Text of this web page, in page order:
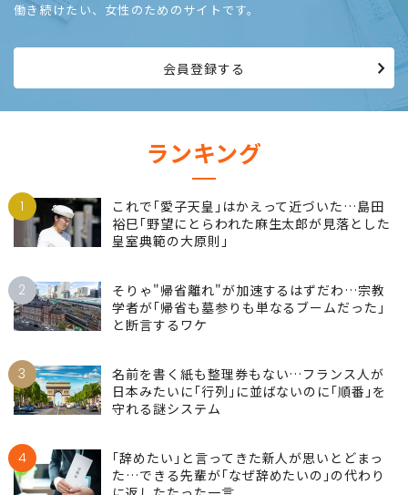
働き続けたい、女性のためのサイトです。
会員登録する
ランキング
1
これで｢愛子天皇｣はかえって近づいた…島田
裕巳｢野望にとらわれた麻生太郎が見落とした
皇室典範の大原則｣
2
そりゃ"帰省離れ"が加速するはずだわ…宗教
学者が｢帰省も墓参りも単なるブームだった｣
と断言するワケ
3
名前を書く紙も整理券もない…フランス人が
日本みたいに｢行列｣に並ばないのに｢順番｣を
守れる謎システム
4
｢辞めたい｣と言ってきた新人が思いとどまっ
た…できる先輩が｢なぜ辞めたいの｣の代わり